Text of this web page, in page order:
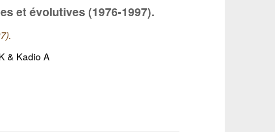
et évolutives (1976-1997).
& Kadio A